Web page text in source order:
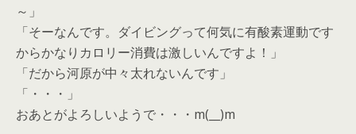
～」
「そーなんです。ダイビングって何気に有酸素運動です
からかなりカロリー消費は激しいんですよ！」
「だから河原が中々太れないんです」
「・・・」
おあとがよろしいようで・・・m(__)m